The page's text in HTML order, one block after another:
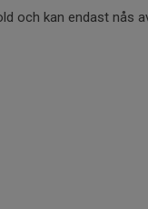
och kan endast nås